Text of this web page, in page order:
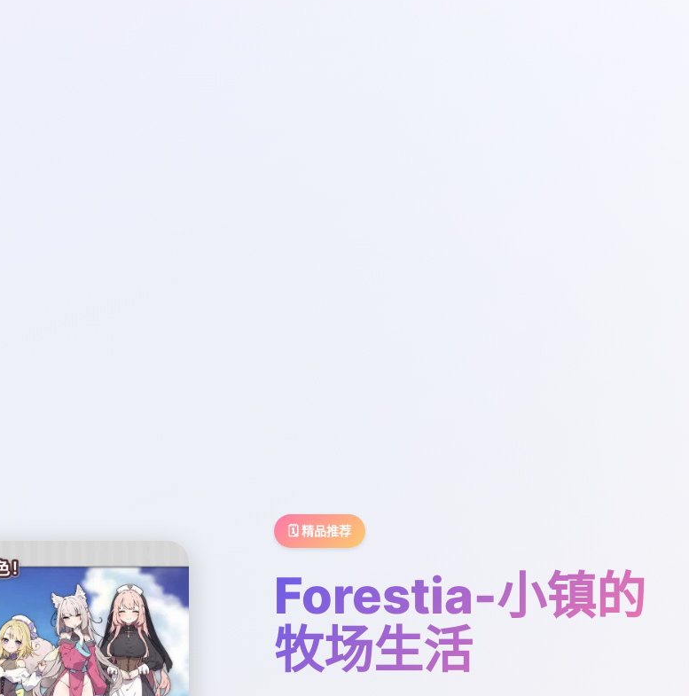
🗓️ 精品推荐
Forestia-小镇的
牧场生活